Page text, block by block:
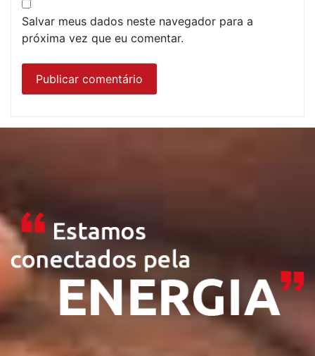
Salvar meus dados neste navegador para a
próxima vez que eu comentar.